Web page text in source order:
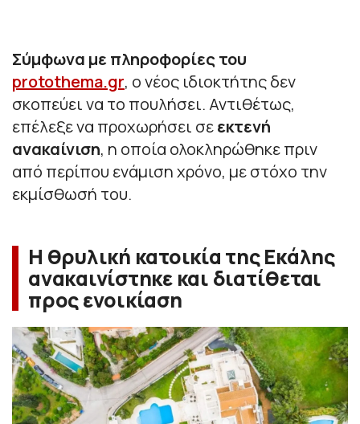
Σύμφωνα με πληροφορίες του
protothema.gr, ο νέος ιδιοκτήτης δεν
σκοπεύει να το πουλήσει. Αντιθέτως,
επέλεξε να προχωρήσει σεεκτενή
ανακαίνιση, η οποία ολοκληρώθηκε πριν
από περίπου ενάμιση χρόνο, με στόχο την
εκμίσθωσή του.
Η θρυλική κατοικία της Εκάλης
ανακαινίστηκε και διατίθεται
προς ενοικίαση